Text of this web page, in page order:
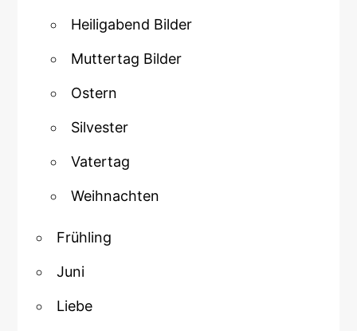
Heiligabend Bilder
Muttertag Bilder
Ostern
Silvester
Vatertag
Weihnachten
Frühling
Juni
Liebe